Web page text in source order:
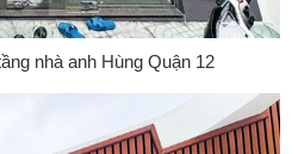
nhà anh Hùng Quận 12